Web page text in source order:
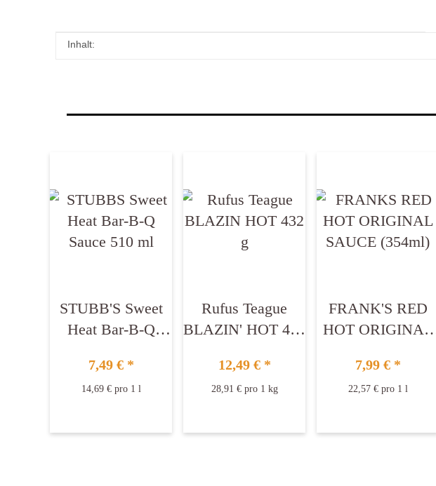
Produkteigenschaft
Wert
Inhalt:
STUBB'S Sweet
Heat Bar-B-Q
7,49 € *
14,69 € pro 1 l
Rufus Teague
BLAZIN' HOT 432
12,49 € *
28,91 € pro 1 kg
FRANK'S RED
HOT ORIGINAL
7,99 € *
22,57 € pro 1 l